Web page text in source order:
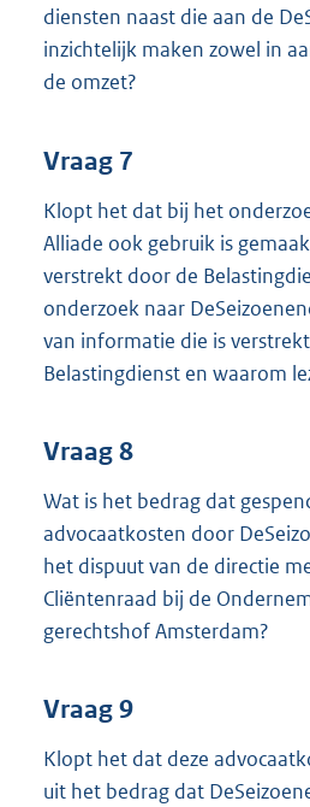
diensten naast die aan de
inzichtelijk maken zowel in
de omzet?
Vraag 7
Klopt het dat bij het
Alliade ook gebruik is
verstrekt door de
onderzoek naar
van informatie die is
Belastingdienst en waarom
Vraag 8
Wat is het bedrag dat
advocaatkosten door
het dispuut van de directie
Cliëntenraad bij de
gerechtshof Amsterdam?
Vraag 9
Klopt het dat deze
uit het bedrag dat